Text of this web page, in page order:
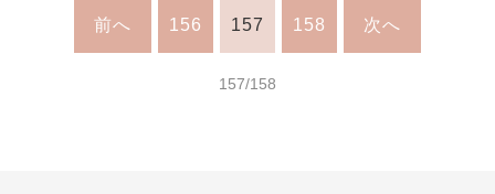
前へ 156 157 158 次へ
157/158